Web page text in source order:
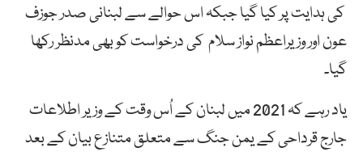
کی ہدایت پر کیا گیا جبکہ اس حوالے سے لبنانی صدر جوزف
عون اور وزیراعظم نواز سلام کی درخواست کو بھی مدنظر رکھا
گیا۔
یاد رہے کہ 2021 میں لبنان کے اُس وقت کے وزیر اطلاعات
جارج قرداحی کے یمن جنگ سے متعلق متنازع بیان کے بعد